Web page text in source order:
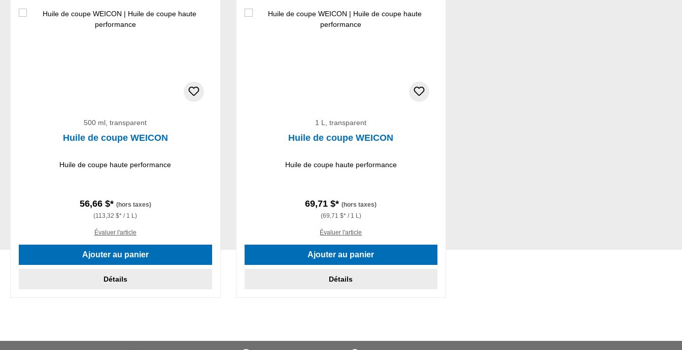
500 ml, transparent
Huile de coupe WEICON
Huile de coupe haute performance
56,66 $* (hors taxes)
(113,32 $* / 1 L)
Évaluer l'article
Ajouter au panier
Détails
1 L, transparent
Huile de coupe WEICON
Huile de coupe haute performance
69,71 $*(hors taxes)
(69,71 $* / 1 L)
Évaluer l'article
Ajouter au panier
Détails